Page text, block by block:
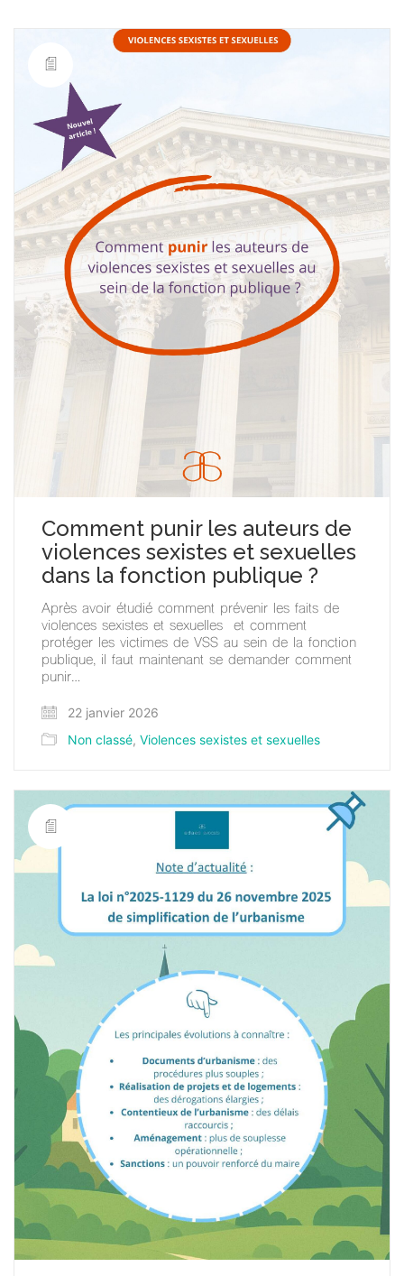
Comment punir les auteurs de
violences sexistes et sexuelles
dans la fonction publique ?
Après avoir étudié comment prévenir les faits de
violences sexistes et sexuelles et comment
protéger les victimes de VSS au sein de la fonction
publique, il faut maintenant se demander comment
punir…
22 janvier 2026
Non classé, Violences sexistes et sexuelles